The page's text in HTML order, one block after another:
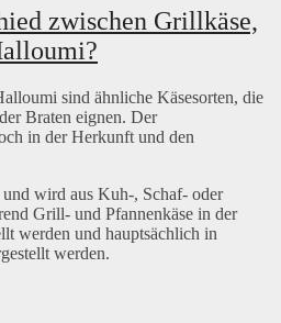
zwischen Grillkäse,
sind ähnliche Käsesorten, die
Braten eignen. Der
in der Herkunft und den
wird aus Kuh-, Schaf- oder
Grill- und Pfannenkäse in der
werden und hauptsächlich in
werden.